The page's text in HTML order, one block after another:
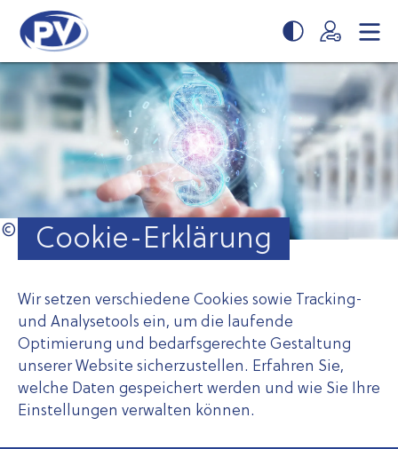
Seiteninhalt
springen
Navigation
springen
Cookie-Erklärung
Wir setzen verschiedene Cookies sowie Tracking-
und Analysetools ein, um die laufende
Optimierung und bedarfsgerechte Gestaltung
unserer Website sicherzustellen. Erfahren Sie,
welche Daten gespeichert werden und wie Sie Ihre
Einstellungen verwalten können.